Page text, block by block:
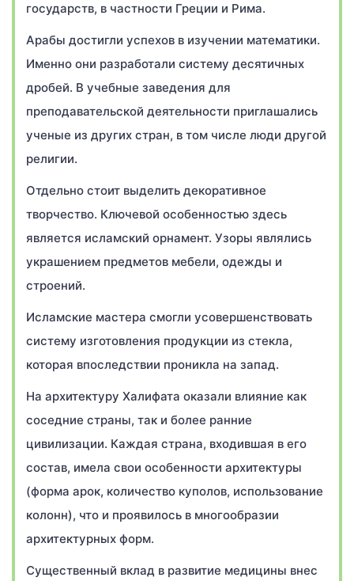
государств, в частности Греции и Рима.
Арабы достигли успехов в изучении математики.
Именно они разработали систему десятичных
дробей. В учебные заведения для
преподавательской деятельности приглашались
ученые из других стран, в том числе люди другой
религии.
Отдельно стоит выделить декоративное
творчество. Ключевой особенностью здесь
является исламский орнамент. Узоры являлись
украшением предметов мебели, одежды и
строений.
Исламские мастера смогли усовершенствовать
систему изготовления продукции из стекла,
которая впоследствии проникла на запад.
На архитектуру Халифата оказали влияние как
соседние страны, так и более ранние
цивилизации. Каждая страна, входившая в его
состав, имела свои особенности архитектуры
(форма арок, количество куполов, использование
колонн), что и проявилось в многообразии
архитектурных форм.
Существенный вклад в развитие медицины внес